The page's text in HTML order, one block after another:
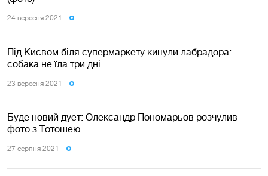
24 вересня 2021
Під Києвом біля супермаркету кинули лабрадора:
собака не їла три дні
23 вересня 2021
Буде новий дует: Олександр Пономарьов розчулив
фото з Тотошею
27 серпня 2021